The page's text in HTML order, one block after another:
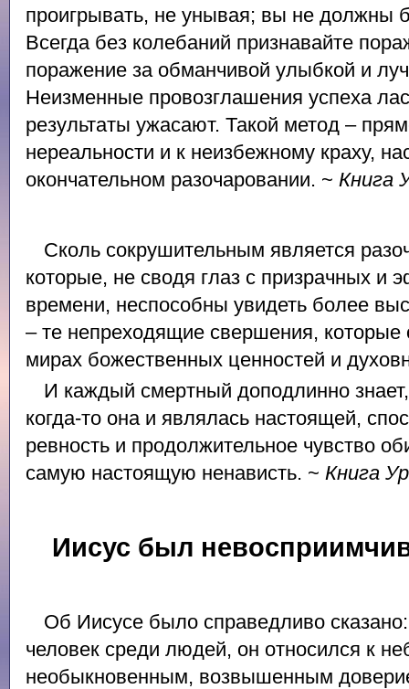
проигрывать, не унывая; вы не должны
Всегда без колебаний признавайте
поражение за обманчивой улыбкой и
Неизменные провозглашения успеха
результаты ужасают. Такой метод –
нереальности и к неизбежному краху,
окончательном разочаровании. ~ Книга
Сколь сокрушительным является
которые, не сводя глаз с призрачных и
времени, неспособны увидеть более
– те непреходящие свершения,
мирах божественных ценностей и
И каждый смертный доподлинно
когда-то она и являлась настоящей,
ревность и продолжительное чувство
самую настоящую ненависть. ~ Книга
Иисус был
Об Иисусе было справедливо
человек среди людей, он относился к
необыкновенным, возвышенным